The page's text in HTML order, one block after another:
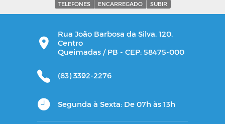
TELEFONES ENCARREGADO SUBIR
Rua João Barbosa da Silva, 120,
Centro
Queimadas / PB - CEP: 58475-000
(83) 3392-2276
Segunda à Sexta: De 07h às 13h